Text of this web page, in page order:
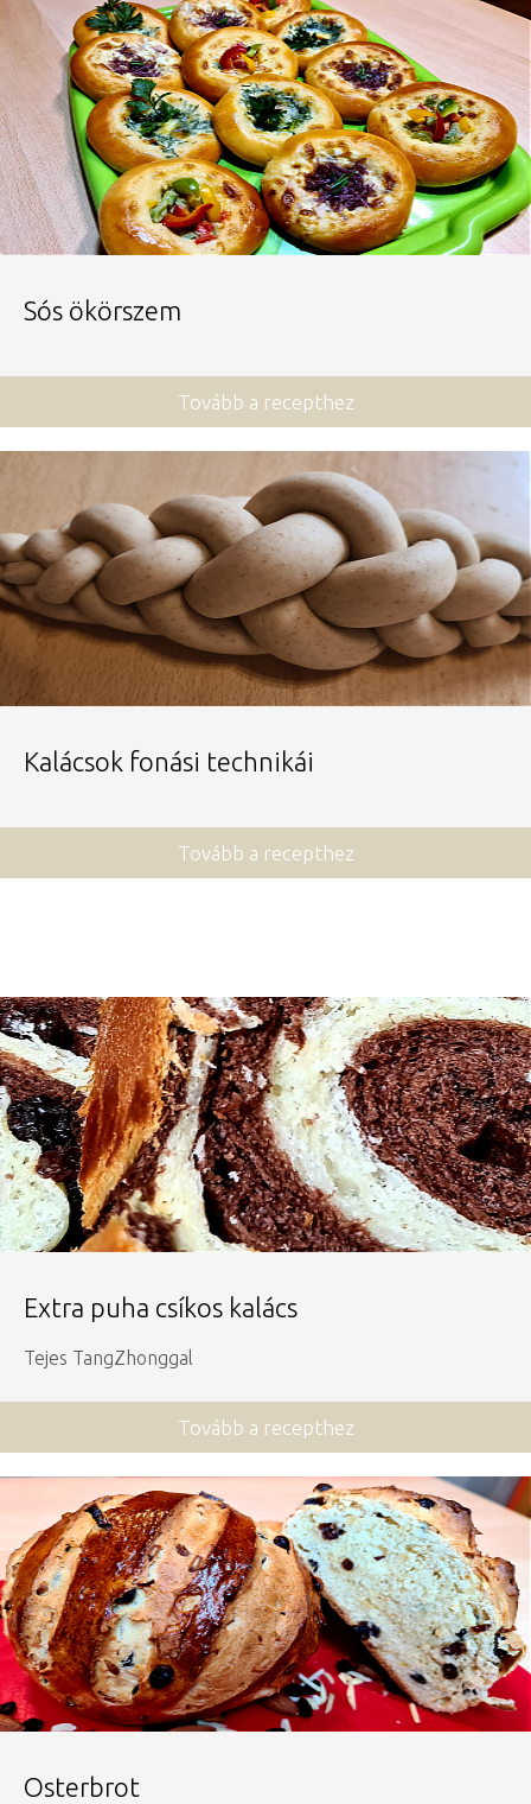
Sós ökörszem
Tovább a recepthez
Kalácsok fonási technikái
Tovább a recepthez
Extra puha csíkos kalács
Tejes TangZhonggal
Tovább a recepthez
Osterbrot